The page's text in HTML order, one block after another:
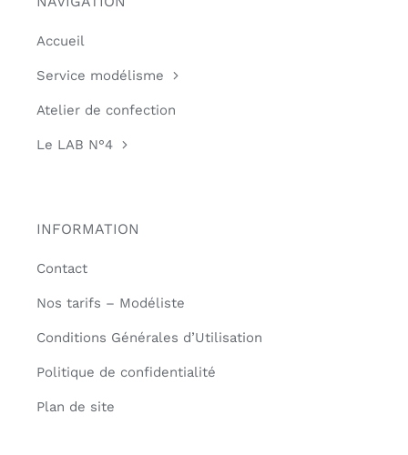
Accueil
Service modélisme
Atelier de confection
Le LAB N°4
INFORMATION
Contact
Nos tarifs – Modéliste
Conditions Générales d’Utilisation
Politique de confidentialité
Plan de site